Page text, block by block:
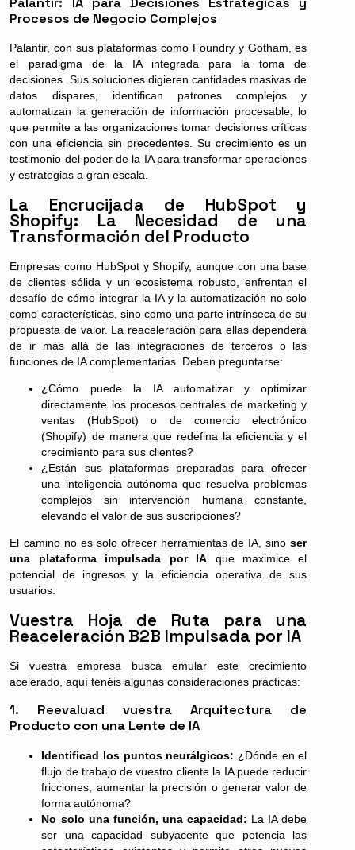
Procesos de Negocio Complejos
Palantir, con sus plataformas como Foundry y Gotham, es
el paradigma de la IA integrada para la toma de
decisiones. Sus soluciones digieren cantidades masivas de
datos dispares, identifican patrones complejos y
automatizan la generación de información procesable, lo
que permite a las organizaciones tomar decisiones críticas
con una eficiencia sin precedentes. Su crecimiento es un
testimonio del poder de la IA para transformar operaciones
y estrategias a gran escala.
La Encrucijada de HubSpot y
Shopify: La Necesidad de una
Transformación del Producto
Empresas como HubSpot y Shopify, aunque con una base
de clientes sólida y un ecosistema robusto, enfrentan el
desafío de cómo integrar la IA y la automatización no solo
como características, sino como una parte intrínseca de su
propuesta de valor. La reaceleración para ellas dependerá
de ir más allá de las integraciones de terceros o las
funciones de IA complementarias. Deben preguntarse:
¿Cómo puede la IA automatizar y optimizar
directamente los procesos centrales de marketing y
ventas (HubSpot) o de comercio electrónico
(Shopify) de manera que redefina la eficiencia y el
crecimiento para sus clientes?
¿Están sus plataformas preparadas para ofrecer
una inteligencia autónoma que resuelva problemas
complejos sin intervención humana constante,
elevando el valor de sus suscripciones?
El camino no es solo ofrecer herramientas de IA, sinoser
una plataforma impulsada por IA que maximice el
potencial de ingresos y la eficiencia operativa de sus
usuarios.
Vuestra Hoja de Ruta para una
Reaceleración B2B Impulsada por IA
Si vuestra empresa busca emular este crecimiento
acelerado, aquí tenéis algunas consideraciones prácticas:
1. Reevaluad vuestra Arquitectura de
Producto con una Lente de IA
Identificad los puntos neurálgicos: ¿Dónde en el
flujo de trabajo de vuestro cliente la IA puede reducir
fricciones, aumentar la precisión o generar valor de
forma autónoma?
No solo una función, una capacidad: La IA debe
ser una capacidad subyacente que potencia las